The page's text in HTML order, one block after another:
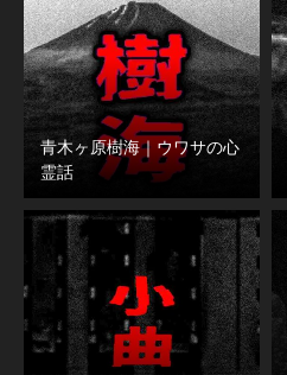
青木ヶ原樹海｜ウワサの心
霊話